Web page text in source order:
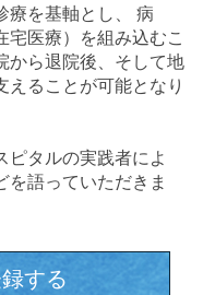
療を基軸とし、 病
宅医療）を組み込むこ
から退院後、そして地
えることが可能となり
ピタルの実践者によ
を語っていただきま
する